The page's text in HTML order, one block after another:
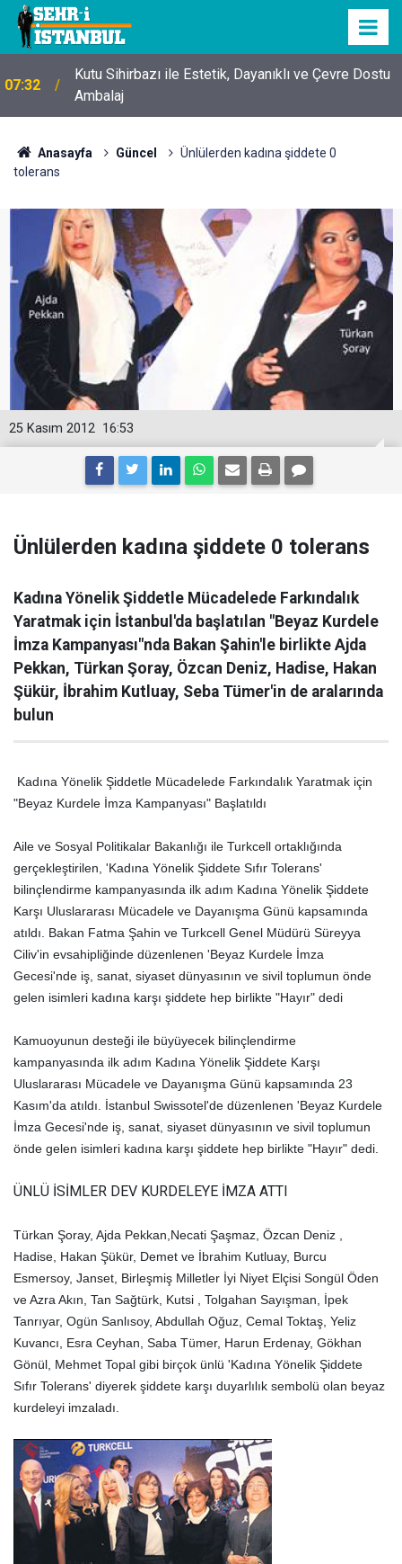
07:32
Kutu Sihirbazı ile Estetik, Dayanıklı ve Çevre Dostu
Ambalaj
Anasayfa Güncel
Ünlülerden kadına şiddete 0
tolerans
16:53
25 Kasım 2012
Ünlülerden kadına şiddete 0 tolerans
Kadına Yönelik Şiddetle Mücadelede Farkındalık
Yaratmak için İstanbul'da başlatılan "Beyaz Kurdele
İmza Kampanyası"nda Bakan Şahin'le birlikte Ajda
Pekkan, Türkan Şoray, Özcan Deniz, Hadise, Hakan
Şükür, İbrahim Kutluay, Seba Tümer'in de aralarında
bulun
Kadına Yönelik Şiddetle Mücadelede Farkındalık Yaratmak için
"Beyaz Kurdele İmza Kampanyası" Başlatıldı
Aile ve Sosyal Politikalar Bakanlığı ile Turkcell ortaklığında
gerçekleştirilen, 'Kadına Yönelik Şiddete Sıfır Tolerans'
bilinçlendirme kampanyasında ilk adım Kadına Yönelik Şiddete
Karşı Uluslararası Mücadele ve Dayanışma Günü kapsamında
atıldı. Bakan Fatma Şahin ve Turkcell Genel Müdürü Süreyya
Ciliv'in evsahipliğinde düzenlenen 'Beyaz Kurdele İmza
Gecesi'nde iş, sanat, siyaset dünyasının ve sivil toplumun önde
gelen isimleri kadına karşı şiddete hep birlikte "Hayır" dedi
Kamuoyunun desteği ile büyüyecek bilinçlendirme
kampanyasında ilk adım Kadına Yönelik Şiddete Karşı
Uluslararası Mücadele ve Dayanışma Günü kapsamında 23
Kasım'da atıldı. İstanbul Swissotel'de düzenlenen 'Beyaz Kurdele
İmza Gecesi'nde iş, sanat, siyaset dünyasının ve sivil toplumun
önde gelen isimleri kadına karşı şiddete hep birlikte "Hayır" dedi.
ÜNLÜ İSİMLER DEV KURDELEYE İMZA ATTI
Türkan Şoray, Ajda Pekkan,Necati Şaşmaz, Özcan Deniz ,
Hadise, Hakan Şükür, Demet ve İbrahim Kutluay, Burcu
Esmersoy, Janset, Birleşmiş Milletler İyi Niyet Elçisi Songül Öden
ve Azra Akın, Tan Sağtürk, Kutsi , Tolgahan Sayışman, İpek
Tanrıyar, Ogün Sanlısoy, Abdullah Oğuz, Cemal Toktaş, Yeliz
Kuvancı, Esra Ceyhan, Saba Tümer, Harun Erdenay, Gökhan
Gönül, Mehmet Topal gibi birçok ünlü 'Kadına Yönelik Şiddete
Sıfır Tolerans' diyerek şiddete karşı duyarlılık sembolü olan beyaz
kurdeleyi imzaladı.